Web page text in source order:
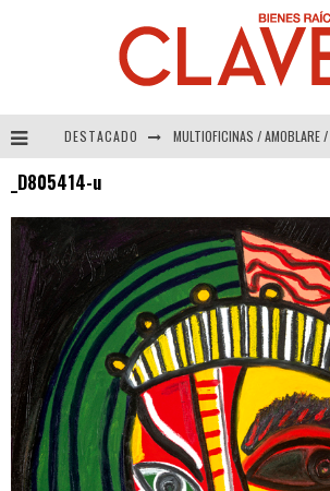
DESTACADO
_D805414-u